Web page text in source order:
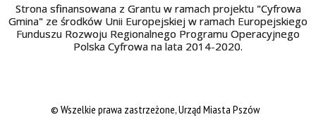
Strona sfinansowana z Grantu w ramach projektu "Cyfrowa
Gmina" ze środków Unii Europejskiej w ramach Europejskiego
Funduszu Rozwoju Regionalnego Programu Operacyjnego
Polska Cyfrowa na lata 2014-2020.
© Wszelkie prawa zastrzeżone, Urząd Miasta Pszów